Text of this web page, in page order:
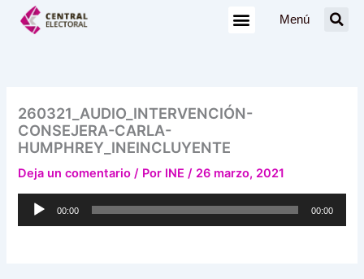
Menú
260321_AUDIO_INTERVENCIÓN-
CONSEJERA-CARLA-
HUMPHREY_INEINCLUYENTE
Deja un comentario / Por INE/ 26 marzo, 2021
Reproductor
00:00 00:00